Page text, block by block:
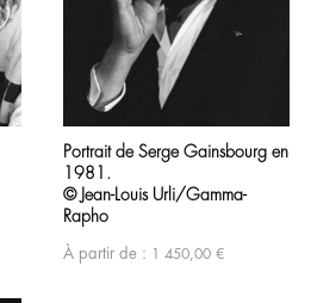
Portrait de Serge Gainsbourg en
1981.
© Jean-Louis Urli/Gamma-
Rapho
À partir de : 1 450,00 €